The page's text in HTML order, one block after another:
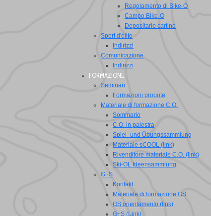
Regolamento di Bike-O
Campo Bike-O
Depositario cartine
Sport d'élite
Indirizzi
Comunicazione
Indirizzi
FORMAZIONE
Seminari
Formazioni propote
Materiale di formazione C.O.
Sommario
C.O. in palestra
Spiel- und Übungssammlung
Materiale sCOOL (link)
Rivenditore materiale C.O. (link)
Ski-OL Ideensammlung
G+S
Kontakt
Materiale di formazione GS
GS orientamento (link)
G+S (Link)